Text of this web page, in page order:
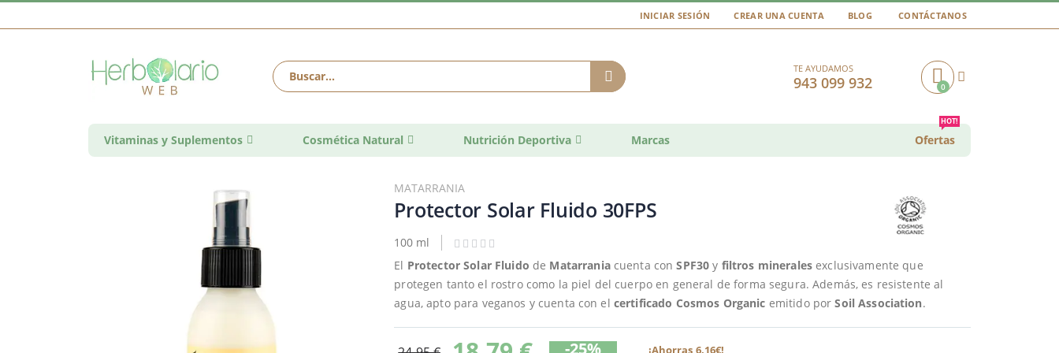
INICIAR SESIÓN CREAR UNA CUENTA BLOG CONTÁCTANOS
TE AYUDAMOS
943 099 932 Cart0
Vitaminas y Suplementos Cosmética Natural Nutrición Deportiva Marcas Ofertas
HOT!
MATARRANIA
Protector Solar Fluido 30FPS
100 ml
El Protector Solar Fluido de Matarraniacuenta conSPF30 y filtros minerales exclusivamente que
protegen tanto el rostro como la piel del cuerpo en general de forma segura. Además, es resistente al
agua, apto para veganos y cuenta con el certificado Cosmos Organic emitido porSoil Association.